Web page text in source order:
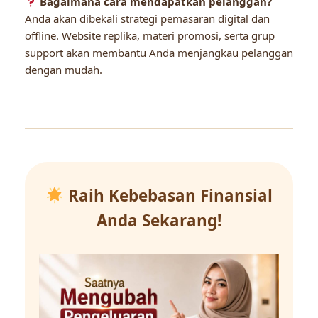
Anda akan dibekali strategi pemasaran digital dan
offline. Website replika, materi promosi, serta grup
support akan membantu Anda menjangkau pelanggan
dengan mudah.
Raih Kebebasan Finansial
Anda Sekarang!